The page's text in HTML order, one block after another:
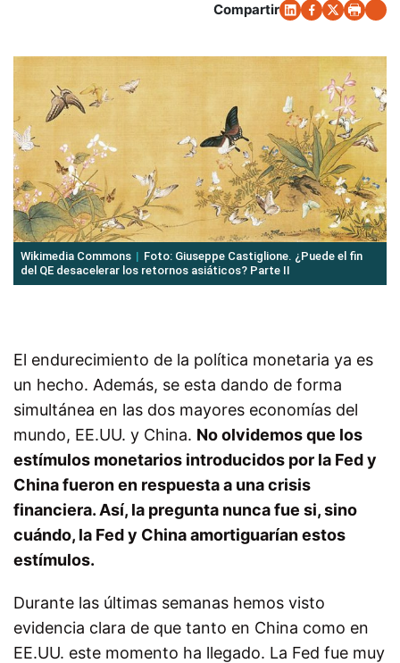
Compartir
Wikimedia Commons
Foto: Giuseppe Castiglione. ¿Puede el fin
del QE desacelerar los retornos asiáticos? Parte II
El endurecimiento de la política monetaria ya es
un hecho. Además, se esta dando de forma
simultánea en las dos mayores economías del
mundo, EE.UU. y China. No olvidemos que los
estímulos monetarios introducidos por la Fed y
China fueron en respuesta a una crisis
financiera. Así, la pregunta nunca fue si, sino
cuándo, la Fed y China amortiguarían estos
estímulos.
Durante las últimas semanas hemos visto
evidencia clara de que tanto en China como en
EE.UU. este momento ha llegado. La Fed fue muy